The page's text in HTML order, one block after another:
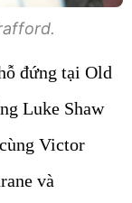
đứng tại Old
Luke Shaw
Victor
và